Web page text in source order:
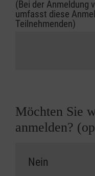
(Bei der Anmeldung
umfasst diese
Teilnehmenden)
Möchten Sie
anmelden?